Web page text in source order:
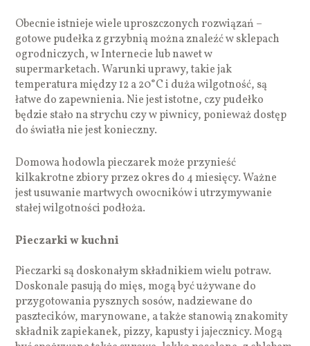
Obecnie istnieje wiele uproszczonych rozwiązań –
gotowe pudełka z grzybnią można znaleźć w sklepach
ogrodniczych, w Internecie lub nawet w
supermarketach. Warunki uprawy, takie jak
temperatura między 12 a 20°C i duża wilgotność, są
łatwe do zapewnienia. Nie jest istotne, czy pudełko
będzie stało na strychu czy w piwnicy, ponieważ dostęp
do światła nie jest konieczny.
Domowa hodowla pieczarek może przynieść
kilkakrotne zbiory przez okres do 4 miesięcy. Ważne
jest usuwanie martwych owocników i utrzymywanie
stałej wilgotności podłoża.
Pieczarki w kuchni
Pieczarki są doskonałym składnikiem wielu potraw.
Doskonale pasują do mięs, mogą być używane do
przygotowania pysznych sosów, nadziewane do
pasztecików, marynowane, a także stanowią znakomity
składnik zapiekanek, pizzy, kapusty i jajecznicy. Mogą